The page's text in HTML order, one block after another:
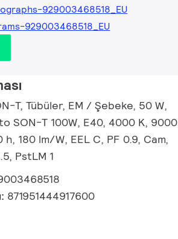
929003468518_EU
929003468518_EU
T, Tübüler, EM / Şebeke, 50 W,
SON-T 100W, E40, 4000 K, 9000
h, 180 lm/W, EEL C, PF 0.9, Cam,
PstLM 1
871951444917600